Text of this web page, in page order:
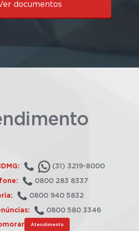
documentos
(31) 3219-8000
0800 283 8337
0800 940 5832
0800 580 3346
Atendimento